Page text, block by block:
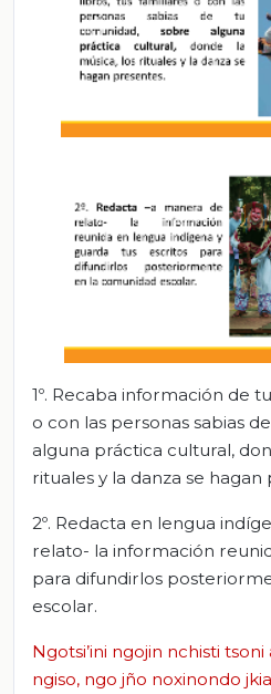
1º. Recaba información de
o con las personas sabias
alguna práctica cultural,
rituales y la danza se hagan
2º. Redacta en lengua
relato- la información
para difundirlos
escolar.
Ngotsi’ini ngojin nchisti
ngiso, ngo jño noxinondo